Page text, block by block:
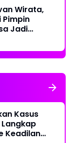
Wirata,
Pimpin
Jadi
Kasus
Keadilan